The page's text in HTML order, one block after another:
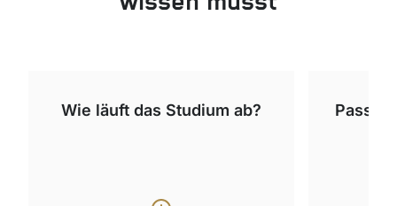
Wie läuft das Studium ab? Passt